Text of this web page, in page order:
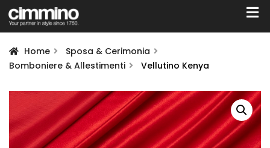
Home
Sposa & Cerimonia
Bomboniere & Allestimenti
Vellutino Kenya